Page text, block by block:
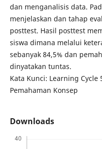
dan menganalisis data.
menjelaskan dan tahap
posttest. Hasil posttest
siswa dimana melalui
sebanyak 84,5% dan
dinyatakan tuntas.
Kata Kunci: Learning Cycle
Pemahaman Konsep
Downloads